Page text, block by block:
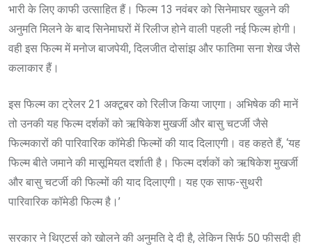
भारी के लिए काफी उत्साहित हैं। फिल्म 13 नवंबर को सिनेमाघर खुलने की
अनुमति मिलने के बाद सिनेमाघरों में रिलीज होने वाली पहली नई फिल्म होगी।
वही इस फिल्म में मनोज बाजपेयी, दिलजीत दोसांझ और फातिमा सना शेख जैसे
कलाकार हैं।
इस फिल्म का ट्रेलर 21 अक्टूबर को रिलीज किया जाएगा। अभिषेक की मानें
तो उनकी यह फिल्म दर्शकों को ऋषिकेश मुखर्जी और बासु चटर्जी जैसे
फिल्मकारों की पारिवारिक कॉमेडी फिल्मों की याद दिलाएगी। वह कहते हैं, ‘यह
फिल्म बीते जमाने की मासूमियत दर्शाती है। फिल्म दर्शकों को ऋषिकेश मुखर्जी
और बासु चटर्जी की फिल्मों की याद दिलाएगी। यह एक साफ-सुथरी
पारिवारिक कॉमेडी फिल्म है।’
सरकार ने थिएटर्स को खोलने की अनुमति दे दी है, लेकिन सिर्फ 50 फीसदी ही